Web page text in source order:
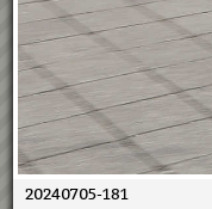
20240705-181